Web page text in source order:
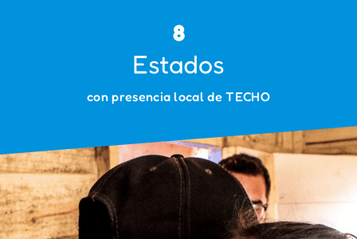
Estados
8
con presencia local de TECHO